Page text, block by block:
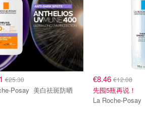
€25.30
美白祛斑防晒
€8.46 €12.08
先囤5瓶再说！